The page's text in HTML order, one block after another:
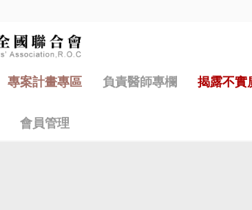
專案計畫專區 負責醫師專欄 揭露不實
會員管理